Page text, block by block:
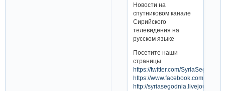
Новости на
спутниковом канале
Сирийского
телевидения на
русском языке
Посетите наши
страницы
https://twitter.com/SyriaSegodnia
https://www.facebook.com/
http://